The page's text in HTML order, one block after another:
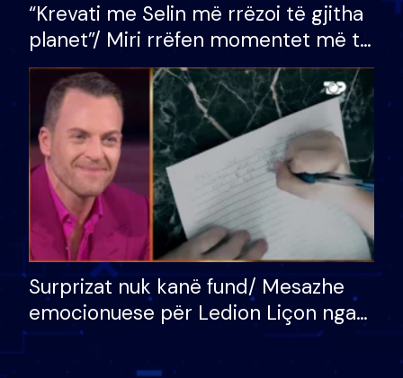
“Krevati me Selin më rrëzoi të gjitha
planet”/ Miri rrëfen momentet më të
bukura në shtëpinë e BB VIP: Do më
mungojë zilja e mëngjesit kur…
Surprizat nuk kanë fund/ Mesazhe
emocionuese për Ledion Liçon nga
nëna dhe fëmijët e tij, moderatori
nuk i mban dot lotët: Nuk meritoj…